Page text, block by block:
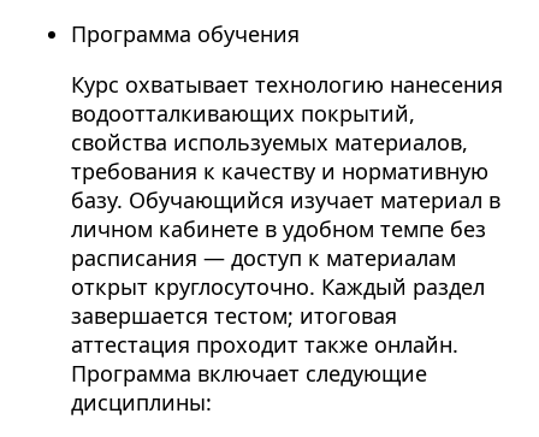
Программа обучения
Курс охватывает технологию нанесения
водоотталкивающих покрытий,
свойства используемых материалов,
требования к качеству и нормативную
базу. Обучающийся изучает материал в
личном кабинете в удобном темпе без
расписания — доступ к материалам
открыт круглосуточно. Каждый раздел
завершается тестом; итоговая
аттестация проходит также онлайн.
Программа включает следующие
дисциплины: